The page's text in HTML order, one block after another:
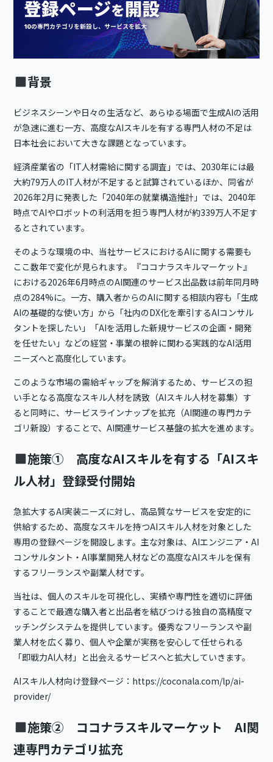
背景
ビジネスシーンや日々の生活など、あらゆる場面で生成AIの活用
が急速に進む一方、高度なAIスキルを有する専門人材の不足は
日本社会において大きな課題となっています。
経済産業省の「IT人材需給に関する調査」では、2030年には最
大約79万人のIT人材が不足すると試算されているほか、同省が
2026年2月に発表した「2040年の就業構造推計」では、2040年
時点でAIやロボットの利活用を担う専門人材が約339万人不足す
るとされています。
そのような環境の中、当社サービスにおけるAIに関する需要も
ここ数年で変化が見られます。『ココナラスキルマーケット』
における2026年6月時点のAI関連のサービス出品数は前年同月時
点の284%に。一方、購入者からのAIに関する相談内容も「生成
AIの基礎的な使い方」から「社内のDX化を牽引するAIコンサル
タントを探したい」「AIを活用した新規サービスの企画・開発
を任せたい」などの経営・事業の根幹に関わる実践的なAI活用
ニーズへと高度化しています。
このような市場の需給ギャップを解消するため、サービスの担
い手となる高度なスキル人材を誘致（AIスキル人材を募集）す
ると同時に、サービスラインナップを拡充（AI関連の専門カテ
ゴリ新設）することで、AI関連サービス基盤の拡大を進めます。
施策① 高度なAIスキルを有する「AIスキ
ル人材」登録受付開始
急拡大するAI実装ニーズに対し、高品質なサービスを安定的に
供給するため、高度なスキルを持つAIスキル人材を対象とした
専用の登録ページを開設します。主な対象は、AIエンジニア・AI
コンサルタント・AI事業開発人材などの高度なAIスキルを保有
するフリーランスや副業人材です。
当社は、個人のスキルを可視化し、実績や専門性を適切に評価
することで最適な購入者と出品者を結びつける独自の高精度マ
ッチングシステムを提供しています。優秀なフリーランスや副
業人材を広く募り、個人や企業が実務を安心して任せられる
「即戦力AI人材」と出会えるサービスへと拡大していきます。
AIスキル人材向け登録ページ： https://coconala.com/lp/ai-
provider/
施策② ココナラスキルマーケット AI関
連専門カテゴリ拡充